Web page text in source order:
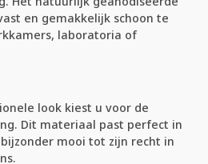
en gemakkelijk schoon te
laboratoria of
look kiest u voor de
Dit materiaal past perfect in
mooi tot zijn recht in